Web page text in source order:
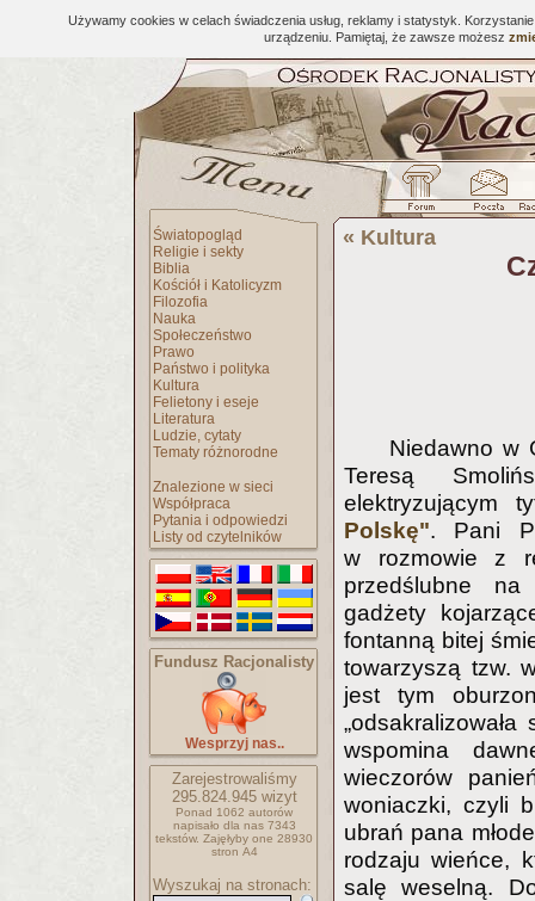
Używamy cookies w celach świadczenia usług, reklamy i statystyk.
urządzeniu. Pamiętaj, że zawsze możesz
Światopogląd
Religie i sekty
Biblia
Kościół i Katolicyzm
Filozofia
Nauka
Społeczeństwo
Prawo
Państwo i polityka
Kultura
Felietony i eseje
Literatura
Ludzie, cytaty
Tematy różnorodne
Znalezione w sieci
Współpraca
Pytania i odpowiedzi
Listy od czytelników
Fundusz Racjonalisty
Wesprzyj nas..
Zarejestrowaliśmy
295.824.945wizyt
Ponad 1062 autorów
napisało dla nas 7343
tekstów. Zajęłyby one 28930
stron A4
Wyszukaj na stronach:
« Kultura
Niedawno w
Teresą
elektryzującym
Polskę". Pani
w rozmowie z
przedślubne na
gadżety
fontanną bitej
towarzyszą tzw.
jest tym
wspomina
wieczorów
woniaczki, czyli
ubrań pana
rodzaju wieńce,
salę weselną.